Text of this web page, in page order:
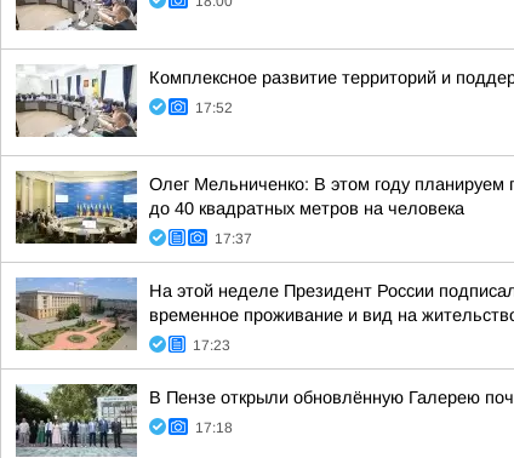
Комплексное развитие территорий и
17:52
Олег Мельниченко: В этом году планируем
до 40 квадратных метров на человека
17:37
На этой неделе Президент России
временное проживание и вид на
17:23
В Пензе открыли обновлённую Галерею
17:18